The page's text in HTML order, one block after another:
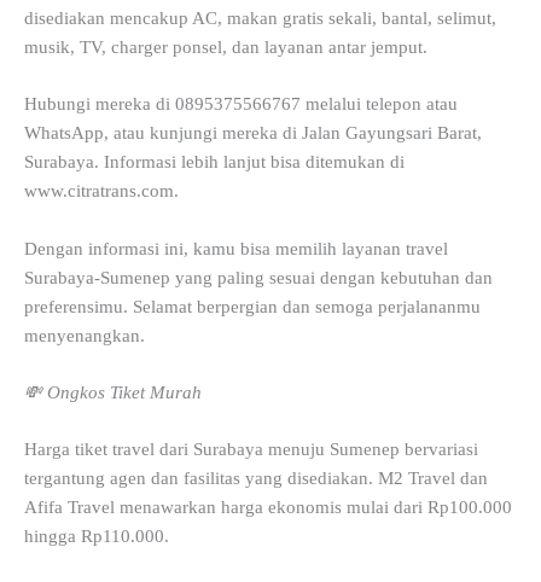
disediakan mencakup AC, makan gratis sekali, bantal, selimut,
musik, TV, charger ponsel, dan layanan antar jemput.
Hubungi mereka di 0895375566767 melalui telepon atau
WhatsApp, atau kunjungi mereka di Jalan Gayungsari Barat,
Surabaya. Informasi lebih lanjut bisa ditemukan di
www.citratrans.com.
Dengan informasi ini, kamu bisa memilih layanan travel
Surabaya-Sumenep yang paling sesuai dengan kebutuhan dan
preferensimu. Selamat berpergian dan semoga perjalananmu
menyenangkan.
💸 Ongkos Tiket Murah
Harga tiket travel dari Surabaya menuju Sumenep bervariasi
tergantung agen dan fasilitas yang disediakan. M2 Travel dan
Afifa Travel menawarkan harga ekonomis mulai dari Rp100.000
hingga Rp110.000.